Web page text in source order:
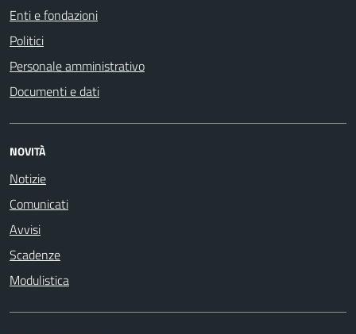
Enti e fondazioni
Politici
Personale amministrativo
Documenti e dati
NOVITÀ
Notizie
Comunicati
Avvisi
Scadenze
Modulistica